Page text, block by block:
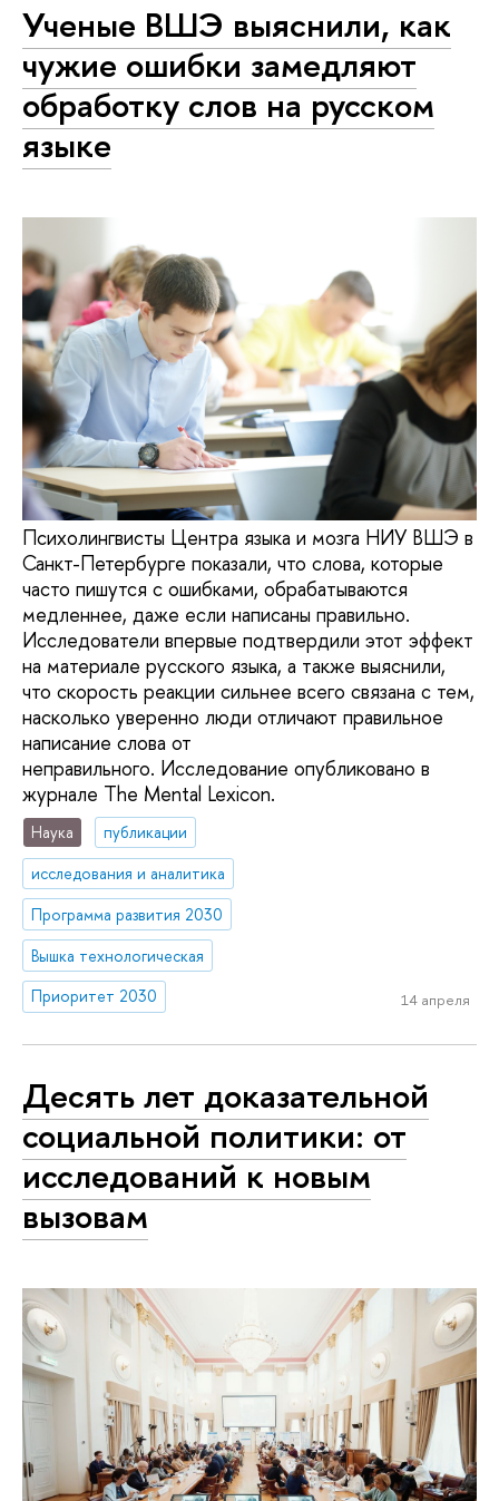
Ученые ВШЭ выяснили, как
чужие ошибки замедляют
обработку слов на русском
языке
Психолингвисты Центра языка и мозга НИУ ВШЭ в
Санкт-Петербурге показали, что слова, которые
часто пишутся с ошибками, обрабатываются
медленнее, даже если написаны правильно.
Исследователи впервые подтвердили этот эффект
на материале русского языка, а также выяснили,
что скорость реакции сильнее всего связана с тем,
насколько уверенно люди отличают правильное
написание слова от
неправильного. Исследование опубликовано в
журнале The Mental Lexicon.
Наука
публикации
исследования и аналитика
Программа развития 2030
Вышка технологическая
Приоритет 2030
14 апреля
Десять лет доказательной
социальной политики: от
исследований к новым
вызовам